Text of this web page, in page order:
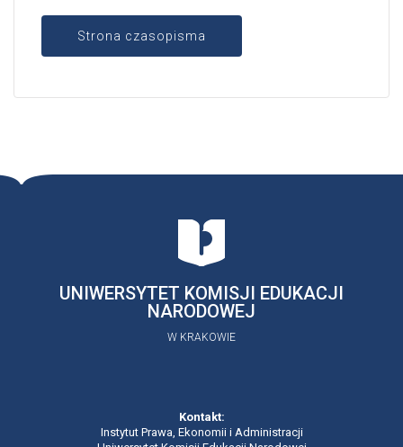
Strona czasopisma
UNIWERSYTET KOMISJI EDUKACJI
NARODOWEJ
W KRAKOWIE
Kontakt:
Instytut Prawa, Ekonomii i Administracji